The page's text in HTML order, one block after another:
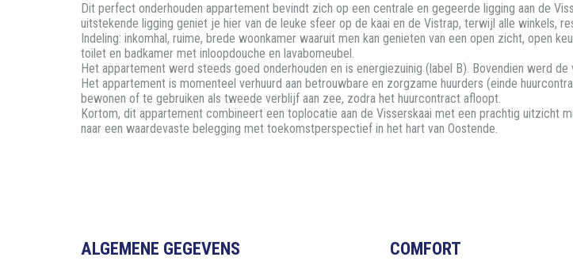
Dit perfect onderhouden appartement bevindt zich op een centrale en gegeerde ligging aan de
uitstekende ligging geniet je hier van de leuke sfeer op de kaai en de Vistrap, terwijl alle winkels,
Indeling: inkomhal, ruime, brede woonkamer waaruit men kan genieten van een open zicht, open
toilet en badkamer met inloopdouche en lavabomeubel.
Het appartement werd steeds goed onderhouden en is energiezuinig (label B). Bovendien werd
Het appartement is momenteel verhuurd aan betrouwbare en zorgzame huurders (einde
bewonen of te gebruiken als tweede verblijf aan zee, zodra het huurcontract afloopt.
Kortom, dit appartement combineert een toplocatie aan de Visserskaai met een prachtig uitzicht
naar een waardevaste belegging met toekomstperspectief in het hart van Oostende.
ALGEMENE GEGEVENS COMFORT